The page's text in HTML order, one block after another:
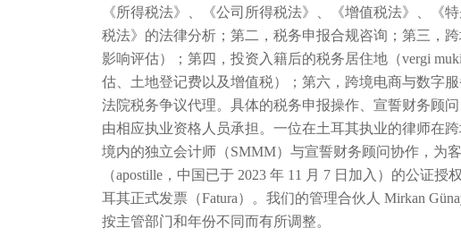
《所得税法》、《公司所得税法》、《增值税法》、《
税法》的法律分析；第二，税务申报合规咨询；第三，
影响评估）；第四，投资入籍后的税务居住地（vergi
估、土地登记费以及增值税）；第六，跨境电商与数字
法院税务争议代理。具体的税务申报操作、宣誓财务顾
由相应执业资格人员承担。一位在土耳其执业的律师在
境内的独立会计师（SMMM）与宣誓财务顾问协作，为
（apostille，中国已于 2023 年 11 月 7 日加入）的公证
耳其正式发票（Fatura）。我们的管理合伙人 Mirkan
按主管部门和年份不同而有所调整。